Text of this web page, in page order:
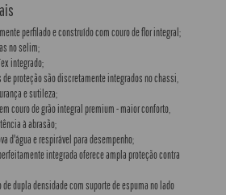
perfilado e construído com couro de flor integral;
no selim;
integrado;
de proteção são discretamente integrados no chassi,
e sutileza;
couro de grão integral premium - maior conforto,
à abrasão;
d'água e respirável para desempenho;
integrada oferece ampla proteção contra
de dupla densidade com suporte de espuma no lado